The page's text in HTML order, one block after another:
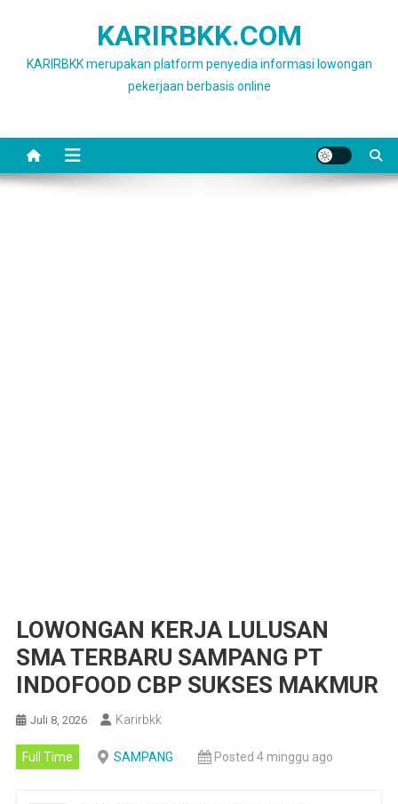
KARIRBKK.COM
KARIRBKK merupakan platform penyedia informasi lowongan
pekerjaan berbasis online
LOWONGAN KERJA LULUSAN
SMA TERBARU SAMPANG PT
INDOFOOD CBP SUKSES MAKMUR
Juli 8, 2026 Karirbkk
Full Time SAMPANG Posted 4 minggu ago